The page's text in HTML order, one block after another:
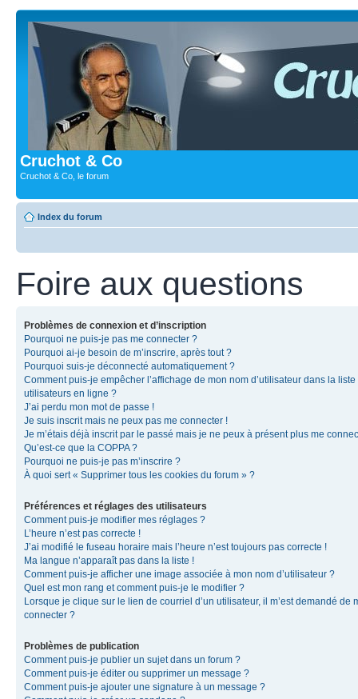
Cruchot & Co
Cruchot & Co, le forum
Index du forum
Foire aux questions
Problèmes de connexion et d’inscription
Pourquoi ne puis-je pas me connecter ?
Pourquoi ai-je besoin de m’inscrire, après tout ?
Pourquoi suis-je déconnecté automatiquement ?
Comment puis-je empêcher l’affichage de mon nom d’utilisateur dans la liste
utilisateurs en ligne ?
J’ai perdu mon mot de passe !
Je suis inscrit mais ne peux pas me connecter !
Je m’étais déjà inscrit par le passé mais je ne peux à présent plus me
Qu’est-ce que la COPPA ?
Pourquoi ne puis-je pas m’inscrire ?
À quoi sert « Supprimer tous les cookies du forum » ?
Préférences et réglages des utilisateurs
Comment puis-je modifier mes réglages ?
L’heure n’est pas correcte !
J’ai modifié le fuseau horaire mais l’heure n’est toujours pas correcte !
Ma langue n’apparaît pas dans la liste !
Comment puis-je afficher une image associée à mon nom d’utilisateur ?
Quel est mon rang et comment puis-je le modifier ?
Lorsque je clique sur le lien de courriel d’un utilisateur, il m’est demandé de
connecter ?
Problèmes de publication
Comment puis-je publier un sujet dans un forum ?
Comment puis-je éditer ou supprimer un message ?
Comment puis-je ajouter une signature à un message ?